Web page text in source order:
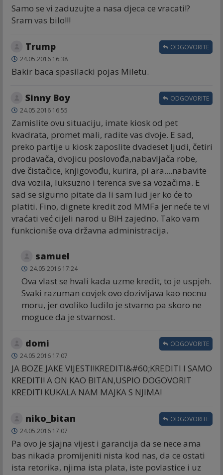
Samo se vi zaduzujte a nasa djeca ce vracati!?
Sram vas bilo!!!
Trump
24.05.2016 16:38
Bakir baca spasilacki pojas Miletu.
ODGOVORITE
Sinny Boy
24.05.2016 16:55
Zamislite ovu situaciju, imate kiosk od pet
kvadrata, promet mali, radite vas dvoje. E sad,
preko partije u kiosk zaposlite dvadeset ljudi, četiri
prodavača, dvojicu poslovođa,nabavljača robe,
dve čistačice, knjigovođu, kurira, pi ara....nabavite
dva vozila, luksuzno i terenca sve sa vozačima. E
sad se sigurno pitate da li sam lud jer ko će to
platiti. Fino, dignete kredit zod MMFa jer neće te vi
vraćati već cijeli narod u BiH zajedno. Tako vam
funkcioniše ova državna administracija.
ODGOVORITE
samuel
24.05.2016 17:24
Ova vlast se hvali kada uzme kredit, to je uspjeh.
Svaki razuman covjek ovo dozivljava kao nocnu
moru, jer ovoliko ludilo je stvarno pa skoro ne
moguce da je stvarnost.
domi
24.05.2016 17:07
JA BOZE JAKE VIJESTI!KREDITI&#60;KREDITI I SAMO
KREDITI! A ON KAO BITAN,USPIO DOGOVORIT
KREDIT! KUKALA NAM MAJKA S NJIMA!
ODGOVORITE
niko_bitan
24.05.2016 17:07
Pa ovo je sjajna vijest i garancija da se nece ama
bas nikada promijeniti nista kod nas, da ce ostati
ista retorika, njima ista plata, iste povlastice i uz
ODGOVORITE